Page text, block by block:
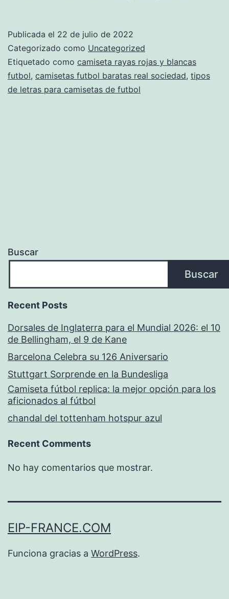
Tu
Publicada el 22 de julio de 2022
Categorizado como Uncategorized
Etiquetado como camiseta rayas rojas y blancas
futbol, camisetas futbol baratas real sociedad, tipos
de letras para camisetas de futbol
Buscar
Buscar
Recent Posts
Dorsales de Inglaterra para el Mundial 2026: el 10
de Bellingham, el 9 de Kane
Barcelona Celebra su 126 Aniversario
Stuttgart Sorprende en la Bundesliga
Camiseta fútbol replica: la mejor opción para los
aficionados al fútbol
chandal del tottenham hotspur azul
Recent Comments
No hay comentarios que mostrar.
EIP-FRANCE.COM
Funciona gracias a WordPress.